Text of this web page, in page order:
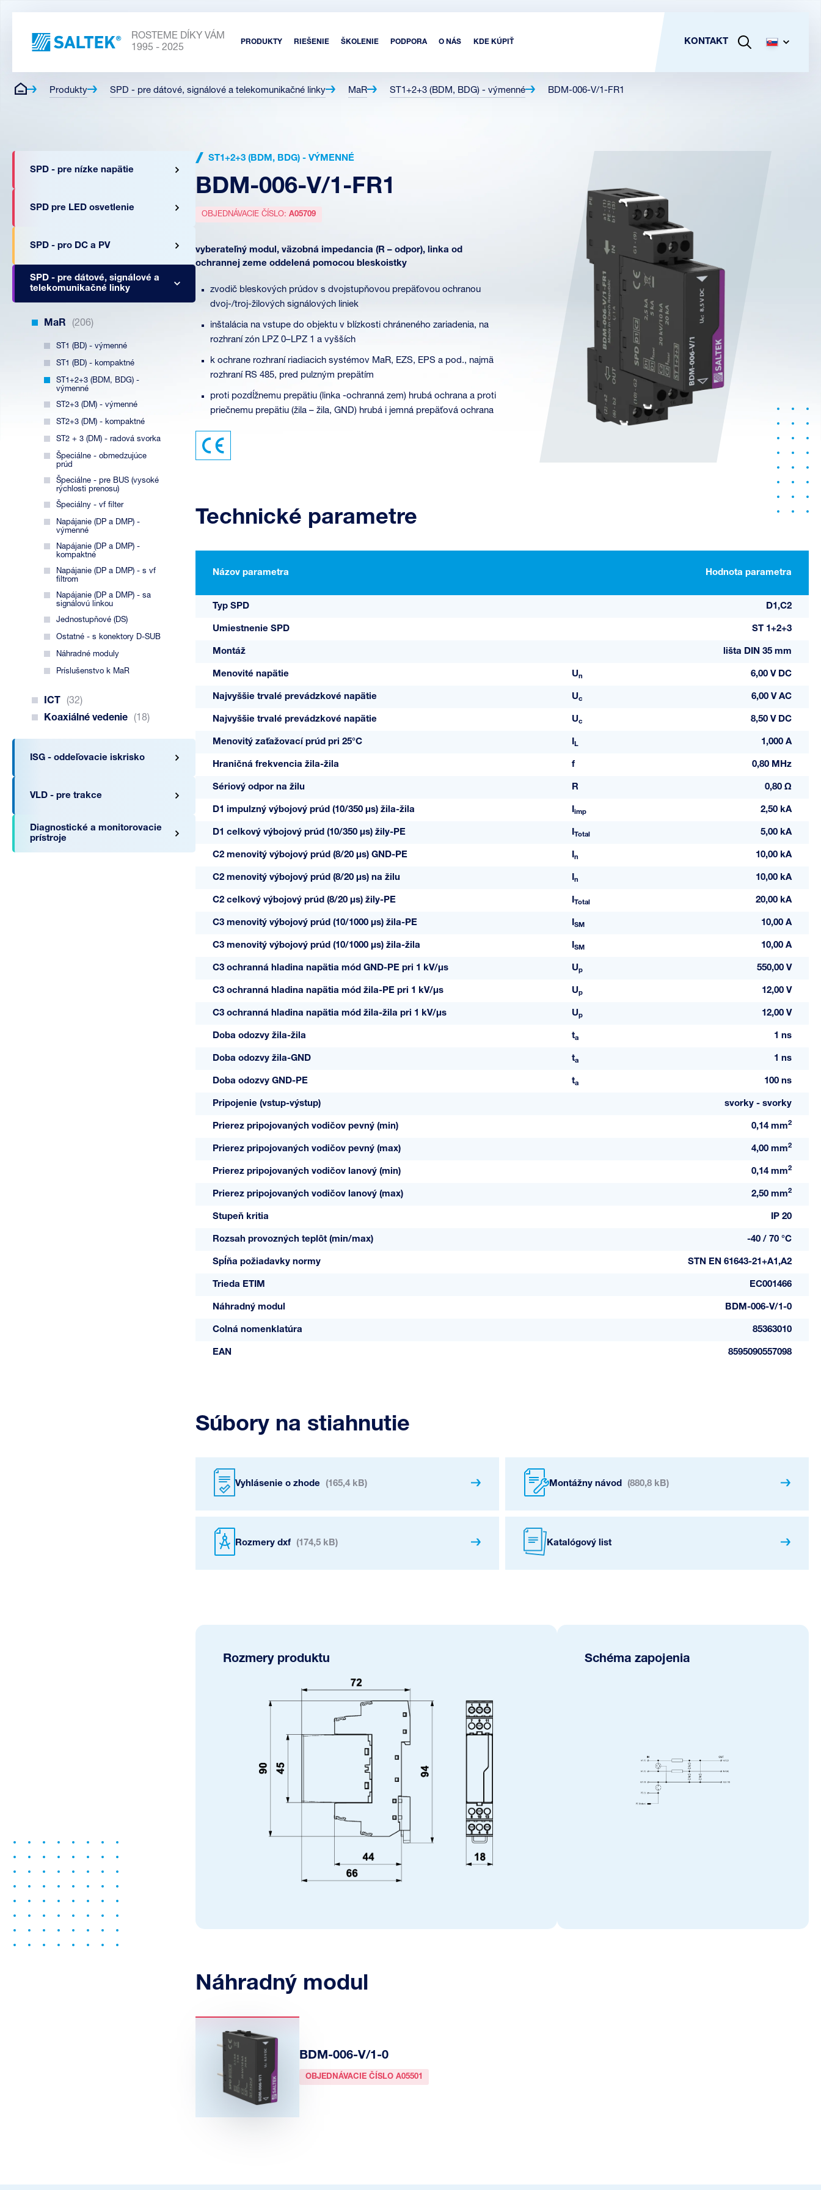
ROSTEME DÍKY VÁM
1995 - 2025
PRODUKTY RIEŠENIE ŠKOLENIE PODPORA O NÁS KDE KÚPIŤ KONTAKT
Produkty SPD - pre dátové, signálové a telekomunikačné linky MaR ST1+2+3 (BDM, BDG) - výmenné BDM-006-V/1-FR1
SPD - pre nízke napätie
SPD pre LED osvetlenie
SPD - pro DC a PV
SPD - pre dátové, signálové a
telekomunikačné linky
MaR (206)
ST1 (BD) - výmenné
ST1 (BD) - kompaktné
ST1+2+3 (BDM, BDG) -
výmenné
ST2+3 (DM) - výmenné
ST2+3 (DM) - kompaktné
ST2 + 3 (DM) - radová svorka
Špeciálne - obmedzujúce
prúd
Špeciálne - pre BUS (vysoké
rýchlosti prenosu)
Špeciálny - vf filter
Napájanie (DP a DMP) -
výmenné
Napájanie (DP a DMP) -
kompaktné
Napájanie (DP a DMP) - s vf
filtrom
Napájanie (DP a DMP) - sa
signálovú linkou
Jednostupňové (DS)
Ostatné - s konektory D-SUB
Náhradné moduly
Príslušenstvo k MaR
ICT
(32)
Koaxiálné vedenie
(18)
ISG - oddeľovacie iskrisko
VLD - pre trakce
Diagnostické a monitorovacie
prístroje
ST1+2+3 (BDM, BDG) - VÝMENNÉ
BDM-006-V/1-FR1
OBJEDNÁVACIE ČÍSLO: A05709
vyberateľný modul, väzobná impedancia (R – odpor), linka od
ochrannej zeme oddelená pomocou bleskoistky
zvodič bleskových prúdov s dvojstupňovou prepäťovou ochranou
dvoj-/troj-žilových signálových liniek
inštalácia na vstupe do objektu v blízkosti chráneného zariadenia, na
rozhraní zón LPZ 0–LPZ 1 a vyšších
k ochrane rozhraní riadiacich systémov MaR, EZS, EPS a pod., najmä
rozhraní RS 485, pred pulzným prepätím
proti pozdĺžnemu prepätiu (linka -ochranná zem) hrubá ochrana a proti
priečnemu prepätiu (žila – žila, GND) hrubá i jemná prepäťová ochrana
Technické parametre
Názov parametra Hodnota parametra
Typ SPD D1,C2
Umiestnenie SPD ST 1+2+3
Montáž lišta DIN 35 mm
Menovité napätie Un 6,00 V DC
Najvyššie trvalé prevádzkové napätie Uc 6,00 V AC
Najvyššie trvalé prevádzkové napätie Uc 8,50 V DC
Menovitý zaťažovací prúd pri 25°C IL 1,000 A
Hraničná frekvencia žila-žila f 0,80 MHz
Sériový odpor na žilu R 0,80 Ω
D1 impulzný výbojový prúd (10/350 µs) žila-žila Iimp 2,50 kA
D1 celkový výbojový prúd (10/350 µs) žily-PE ITotal 5,00 kA
C2 menovitý výbojový prúd (8/20 µs) GND-PE In 10,00 kA
C2 menovitý výbojový prúd (8/20 µs) na žilu In 10,00 kA
C2 celkový výbojový prúd (8/20 µs) žily-PE ITotal 20,00 kA
C3 menovitý výbojový prúd (10/1000 µs) žila-PE ISM 10,00 A
C3 menovitý výbojový prúd (10/1000 µs) žila-žila ISM 10,00 A
C3 ochranná hladina napätia mód GND-PE pri 1 kV/µs Up 550,00 V
C3 ochranná hladina napätia mód žila-PE pri 1 kV/µs Up 12,00 V
C3 ochranná hladina napätia mód žila-žila pri 1 kV/µs Up 12,00 V
Doba odozvy žila-žila ta 1 ns
Doba odozvy žila-GND ta 1 ns
Doba odozvy GND-PE ta 100 ns
Pripojenie (vstup-výstup) svorky - svorky
Prierez pripojovaných vodičov pevný (min) 0,14 mm2
Prierez pripojovaných vodičov pevný (max) 4,00 mm2
Prierez pripojovaných vodičov lanový (min) 0,14 mm2
Prierez pripojovaných vodičov lanový (max) 2,50 mm2
Stupeň kritia IP 20
Rozsah provozných teplôt (min/max) -40 / 70 °C
Spĺňa požiadavky normy STN EN 61643-21+A1,A2
Trieda ETIM EC001466
Náhradný modul BDM-006-V/1-0
Colná nomenklatúra 85363010
EAN 8595090557098
Súbory na stiahnutie
Vyhlásenie o zhode (165,4 kB) Montážny návod (880,8 kB)
Rozmery dxf (174,5 kB) Katalógový list
Rozmery produktu Schéma zapojenia
Náhradný modul
BDM-006-V/1-0
OBJEDNÁVACIE ČÍSLO A05501